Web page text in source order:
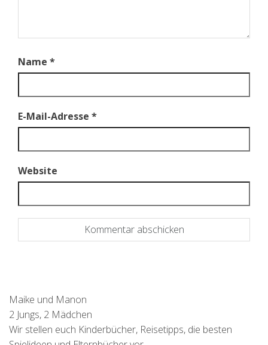
Name *
E-Mail-Adresse *
Website
Maike und Manon
2 Jungs, 2 Mädchen
Wir stellen euch Kinderbücher, Reisetipps, die besten